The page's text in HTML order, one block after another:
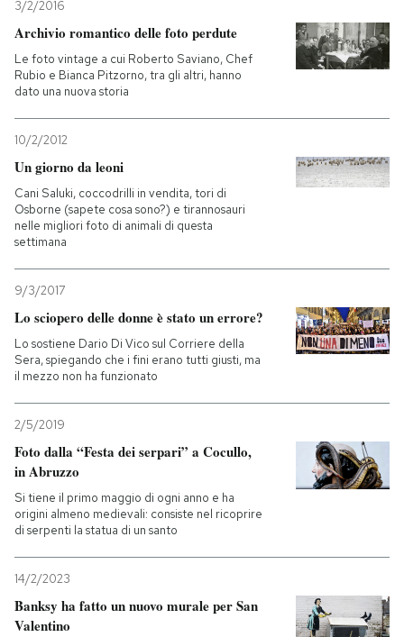
3/2/2016
Archivio romantico delle foto perdute
Le foto vintage a cui Roberto Saviano, Chef
Rubio e Bianca Pitzorno, tra gli altri, hanno
dato una nuova storia
10/2/2012
Un giorno da leoni
Cani Saluki, coccodrilli in vendita, tori di
Osborne (sapete cosa sono?) e tirannosauri
nelle migliori foto di animali di questa
settimana
9/3/2017
Lo sciopero delle donne è stato un errore?
Lo sostiene Dario Di Vico sul Corriere della
Sera, spiegando che i fini erano tutti giusti, ma
il mezzo non ha funzionato
2/5/2019
Foto dalla “Festa dei serpari” a Cocullo,
in Abruzzo
Si tiene il primo maggio di ogni anno e ha
origini almeno medievali: consiste nel ricoprire
di serpenti la statua di un santo
14/2/2023
Banksy ha fatto un nuovo murale per San
Valentino